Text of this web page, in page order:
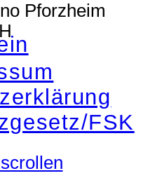
Pforzheim
FSK